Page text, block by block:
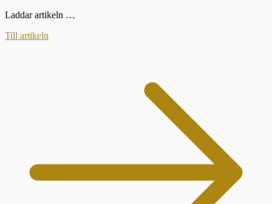
Laddar artikeln …
Till artikeln